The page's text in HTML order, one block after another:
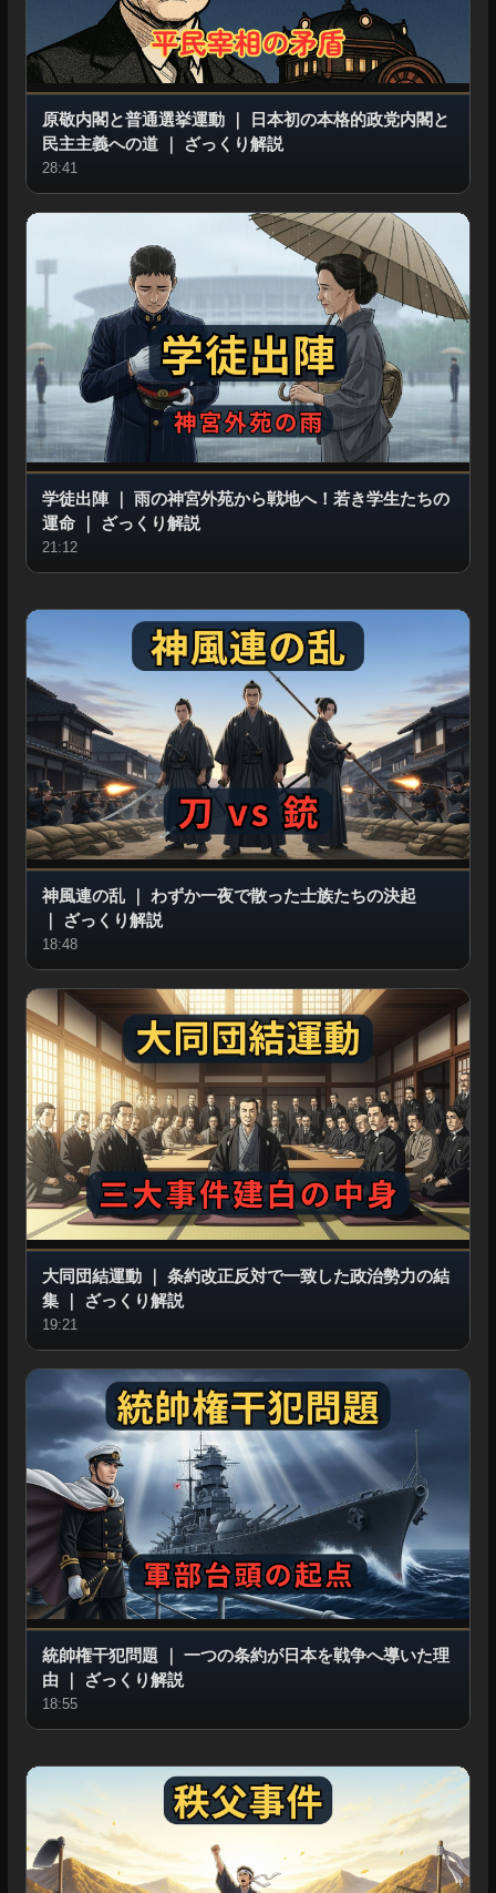
原敬内閣と普通選挙運動｜
日本初の本格的政党内閣と
民主主義への道｜ ざっくり解説
28:41
学徒出陣｜ 雨の神宮外苑から戦地へ！若き学生たちの
運命｜ ざっくり解説
21:12
神風連の乱｜ わずか一夜で散った士族たちの決起
｜
ざっくり解説
18:48
大同団結運動｜ 条約改正反対で一致した政治勢力の結
集｜ ざっくり解説
19:21
統帥権干犯問題 ｜ 一つの条約が日本を戦争へ導いた理
由 ｜ ざっくり解説
18:55